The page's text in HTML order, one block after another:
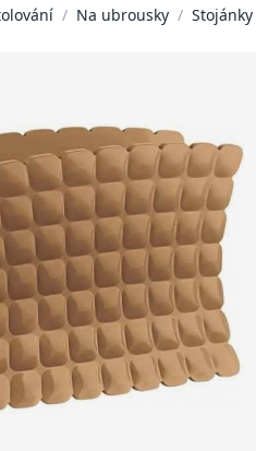
/ Na ubrousky / Stojánky